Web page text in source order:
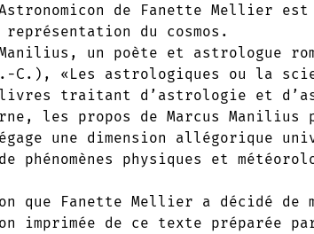
de Fanette Mellier
du cosmos.
un poète et astrologue
C.), «Les astrologiques ou la
livres traitant d’astrologie et
les propos de Marcus Manilius
une dimension allégorique
physiques et
que Fanette Mellier a décidé de
imprimée de ce texte préparée